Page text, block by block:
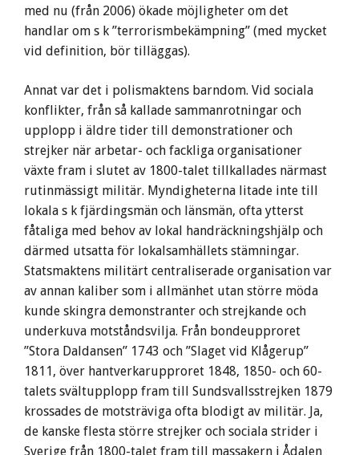
med nu (från 2006) ökade möjligheter om det
handlar om s k ”terrorismbekämpning” (med mycket
vid definition, bör tilläggas).
Annat var det i polismaktens barndom. Vid sociala
konflikter, från så kallade sammanrotningar och
upplopp i äldre tider till demonstrationer och
strejker när arbetar- och fackliga organisationer
växte fram i slutet av 1800-talet tillkallades närmast
rutinmässigt militär. Myndigheterna litade inte till
lokala s k fjärdingsmän och länsmän, ofta ytterst
fåtaliga med behov av lokal handräckningshjälp och
därmed utsatta för lokalsamhällets stämningar.
Statsmaktens militärt centraliserade organisation var
av annan kaliber som i allmänhet utan större möda
kunde skingra demonstranter och strejkande och
underkuva motståndsvilja. Från bondeupproret
”Stora Daldansen” 1743 och ”Slaget vid Klågerup”
1811, över hantverkarupproret 1848, 1850- och 60-
talets svältupplopp fram till Sundsvallsstrejken 1879
krossades de motsträviga ofta blodigt av militär. Ja,
de kanske flesta större strejker och sociala strider i
Sverige från 1800-talet fram till massakern i Ådalen